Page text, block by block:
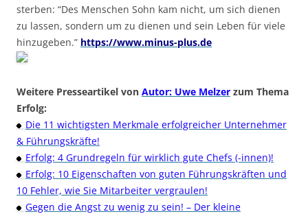
sterben: “Des Menschen Sohn kam nicht, um sich dienen
zu lassen, sondern um zu dienen und sein Leben für viele
hinzugeben.” https://www.minus-plus.de
Weitere Presseartikel von Autor: Uwe Melzer zum Thema
Erfolg:
Die 11 wichtigsten Merkmale erfolgreicher Unternehmer
& Führungskräfte!
Erfolg: 4 Grundregeln für wirklich gute Chefs (-innen)!
Erfolg: 10 Eigenschaften von guten Führungskräften und
10 Fehler, wie Sie Mitarbeiter vergraulen!
Gegen die Angst zu wenig zu sein! – Der kleine